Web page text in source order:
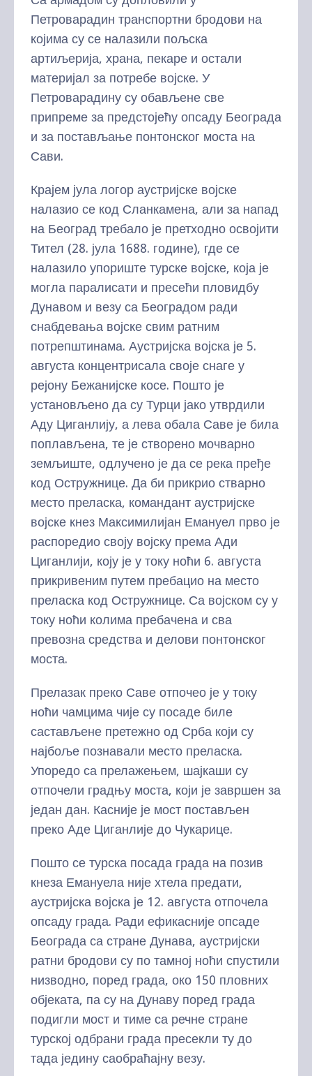
Петроварадин транспортни бродови на
којима су се налазили пољска
артиљерија, храна, пекаре и остали
материјал за потребе војске. У
Петроварадину су обављене све
припреме за предстојећу опсаду Београда
и за постављање понтонског моста на
Сави.
Крајем јула логор аустријске војске
налазио се код Сланкамена, али за напад
на Београд требало је претходно освојити
Тител (28. јула 1688. године), где се
налазило упориште турске војске, која је
могла паралисати и пресећи пловидбу
Дунавом и везу са Београдом ради
снабдевања војске свим ратним
потрепштинама. Аустријска војска је 5.
августа концентрисала своје снаге у
рејону Бежанијске косе. Пошто је
установљено да су Турци јако утврдили
Аду Циганлију, а лева обала Саве је била
поплављена, те је створено мочварно
земљиште, одлучено је да се река пређе
код Остружнице. Да би прикрио стварно
место преласка, командант аустријске
војске кнез Максимилијан Емануел прво је
распоредио своју војску према Ади
Циганлији, коју је у току ноћи 6. августа
прикривеним путем пребацио на место
преласка код Остружнице. Са војском су у
току ноћи колима пребачена и сва
превозна средства и делови понтонског
моста.
Прелазак преко Саве отпочео је у току
ноћи чамцима чије су посаде биле
састављене претежно од Срба који су
најбоље познавали место преласка.
Упоредо са прелажењем, шајкаши су
отпочели градњу моста, који је завршен за
један дан. Касније је мост постављен
преко Аде Циганлије до Чукарице.
Пошто се турска посада града на позив
кнеза Емануела није хтела предати,
аустријска војска је 12. августа отпочела
опсаду града. Ради ефикасније опсаде
Београда са стране Дунава, аустријски
ратни бродови су по тамној ноћи спустили
низводно, поред града, око 150 пловних
објеката, па су на Дунаву поред града
подигли мост и тиме са речне стране
турској одбрани града пресекли ту до
тада једину саобраћајну везу.